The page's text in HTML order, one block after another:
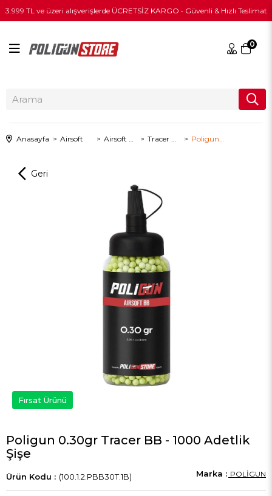
3.999 TL ve üzeri alışverişlerde ÜCRETSİZ KARGO • Güvenli & Hızlı Teslimat
0
Anasayfa Airsoft
Fırsat Ürünü
Poligun 0.30gr Tracer BB - 1000 Adetlik
Şişe
(100.1.2.PBB30T.1B) POLİGUN